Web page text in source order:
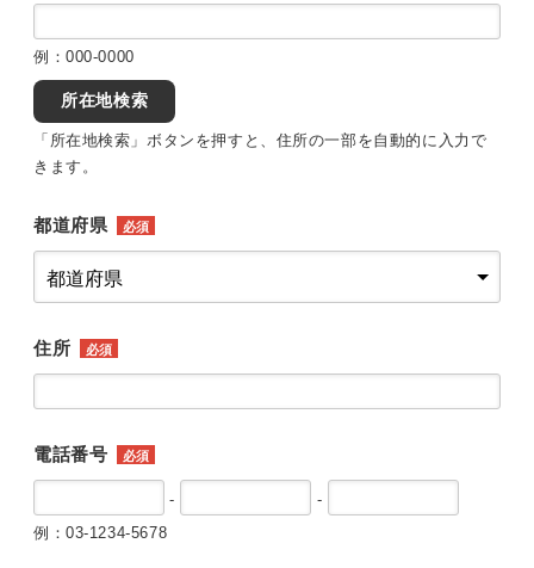
例：000-0000
所在地検索
「所在地検索」ボタンを押すと、住所の一部を自動的に入力で
きます。
都道府県 必須
住所 必須
電話番号 必須
-
-
例：03-1234-5678